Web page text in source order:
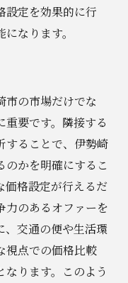
設定を効果的に行
なります。
市の市場だけでな
重要です。隣接する
することで、伊勢崎
のかを明確にするこ
価格設定が行えるだ
力のあるオファーを
、交通の便や生活環
視点での価格比較
ります。このよう